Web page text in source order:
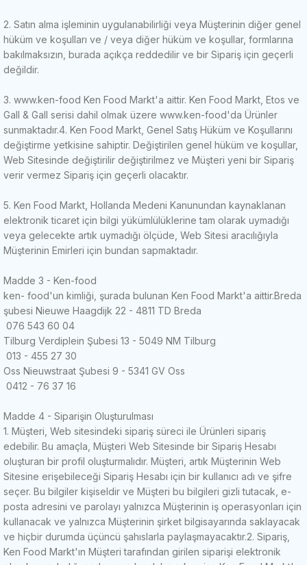
2. Satın alma işleminin uygulanabilirliği veya Müşterinin diğer genel
hüküm ve koşulları ve / veya diğer hüküm ve koşullar, formlarına
bakılmaksızın, burada açıkça reddedilir ve bir Sipariş için geçerli
değildir.
3. www.ken-food Ken Food Markt'a aittir. Ken Food Markt, Etos ve
Gall & Gall serisi dahil olmak üzere www.ken-food'da Ürünler
sunmaktadır.4. Ken Food Markt, Genel Satış Hüküm ve Koşullarını
değiştirme yetkisine sahiptir. Değiştirilen genel hüküm ve koşullar,
Web Sitesinde değiştirilir değiştirilmez ve Müşteri yeni bir Sipariş
verir vermez Sipariş için geçerli olacaktır.
5. Ken Food Markt, Hollanda Medeni Kanunundan kaynaklanan
elektronik ticaret için bilgi yükümlülüklerine tam olarak uymadığı
veya gelecekte artık uymadığı ölçüde, Web Sitesi aracılığıyla
Müşterinin Emirleri için bundan sapmaktadır.
Madde 3 - Ken-food
ken- food'un kimliği, şurada bulunan Ken Food Markt'a aittir.Breda
şubesi Nieuwe Haagdijk 22 - 4811 TD Breda
076 543 60 04
Tilburg Verdiplein Şubesi 13 - 5049 NM Tilburg
013 - 455 27 30
Oss Nieuwstraat Şubesi 9 - 5341 GV Oss
0412 - 76 37 16
Madde 4 - Siparişin Oluşturulması
1. Müşteri, Web sitesindeki sipariş süreci ile Ürünleri sipariş
edebilir. Bu amaçla, Müşteri Web Sitesinde bir Sipariş Hesabı
oluşturan bir profil oluşturmalıdır. Müşteri, artık Müşterinin Web
Sitesine erişebileceği Sipariş Hesabı için bir kullanıcı adı ve şifre
seçer. Bu bilgiler kişiseldir ve Müşteri bu bilgileri gizli tutacak, e-
posta adresini ve parolayı yalnızca Müşterinin iş operasyonları için
kullanacak ve yalnızca Müşterinin şirket bilgisayarında saklayacak
ve hiçbir durumda üçüncü şahıslarla paylaşmayacaktır.2. Sipariş,
Ken Food Markt'ın Müşteri tarafından girilen siparişi elektronik